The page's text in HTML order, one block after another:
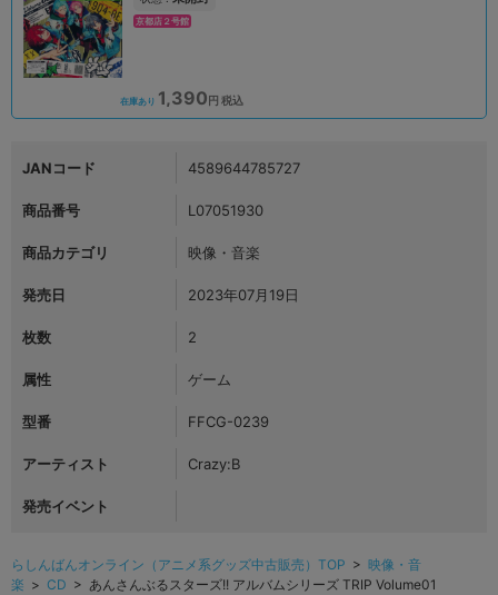
京都店２号館
在庫あり 1,390円 税込
JANコード 4589644785727
商品番号 L07051930
商品カテゴリ 映像・音楽
発売日 2023年07月19日
枚数 2
属性 ゲーム
型番 FFCG-0239
アーティスト Crazy:B
発売イベント
らしんばんオンライン（アニメ系グッズ中古販売）TOP > 映像・音
楽 > CD > あんさんぶるスターズ!! アルバムシリーズ TRIP Volume01